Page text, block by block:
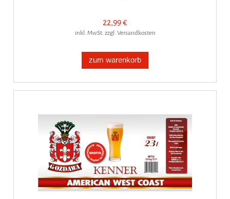
22,99 €
inkl. MwSt. zzgl. Versandkosten
zum warenkorb